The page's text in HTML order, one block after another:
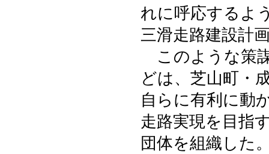
れに呼応するよ
三滑走路建設計
このような策
どは、芝山町・
自らに有利に動
走路実現を目指
団体を組織した